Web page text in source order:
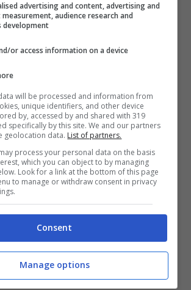
BATTLE ALLIANCEuscirà il 25
per Nintendo Switch,
PlayStation 4, Xbox Series X|S,
per Nintendo Switch in
i bonus pre-order saranno
advertising and content, advertising and
audience research and
development
or access information on a device
will be processed and information from
unique identifiers, and other device
by, accessed by and shared with 319
specifically by this site. We and our partners
geolocation data. List of partners.
process your personal data on the basis
which you can object to by managing
Look for a link at the bottom of this page
to manage or withdraw consent in privacy
Consent
Manage options